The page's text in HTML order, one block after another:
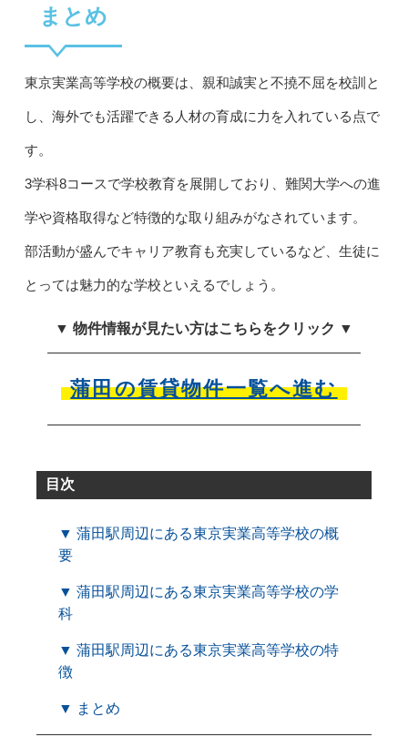
まとめ
東京実業高等学校の概要は、親和誠実と不撓不屈を校訓と
し、海外でも活躍できる人材の育成に力を入れている点で
す。
3学科8コースで学校教育を展開しており、難関大学への進
学や資格取得など特徴的な取り組みがなされています。
部活動が盛んでキャリア教育も充実しているなど、生徒に
とっては魅力的な学校といえるでしょう。
▼ 物件情報が見たい方はこちらをクリック ▼
蒲田の賃貸物件一覧へ進む
目次
▼ 蒲田駅周辺にある東京実業高等学校の概
要
▼ 蒲田駅周辺にある東京実業高等学校の学
科
▼ 蒲田駅周辺にある東京実業高等学校の特
徴
▼ まとめ